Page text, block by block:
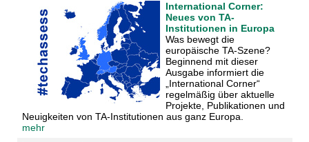
International Corner:
Neues von TA-
Institutionen in Europa
Was bewegt die
europäische TA-Szene?
Beginnend mit dieser
Ausgabe informiert die
„International Corner“
regelmäßig über aktuelle
Projekte, Publikationen und
Neuigkeiten von TA-Institutionen aus ganz Europa.
mehr